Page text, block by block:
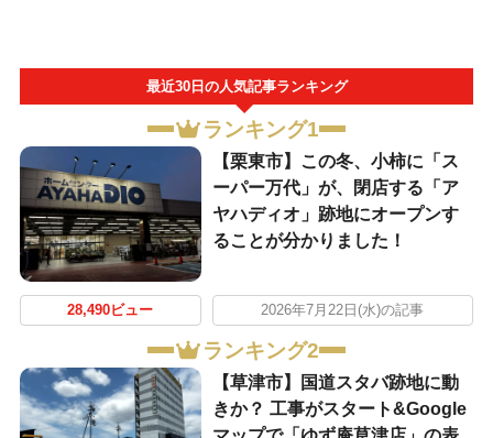
最近30日の人気記事ランキング
ランキング1
【栗東市】この冬、小柿に「ス
ーパー万代」が、閉店する「ア
ヤハディオ」跡地にオープンす
ることが分かりました！
28,490ビュー 2026年7月22日(水)の記事
ランキング2
【草津市】国道スタバ跡地に動
きか？ 工事がスタート&Google